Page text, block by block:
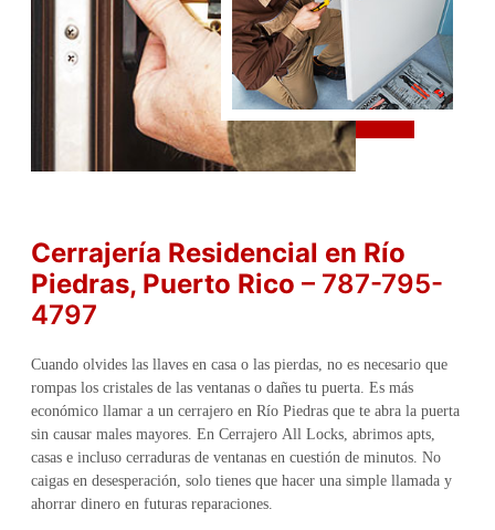
Cerrajería Residencial en Río
Piedras, Puerto Rico – 787-795-
4797
Cuando olvides las llaves en casa o las pierdas, no es necesario que
rompas los cristales de las ventanas o dañes tu puerta. Es más
económico llamar a un cerrajero en Río Piedras que te abra la puerta
sin causar males mayores. En Cerrajero All Locks, abrimos apts,
casas e incluso cerraduras de ventanas en cuestión de minutos. No
caigas en desesperación, solo tienes que hacer una simple llamada y
ahorrar dinero en futuras reparaciones.